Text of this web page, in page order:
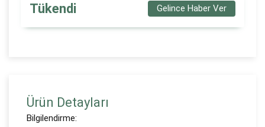
Tükendi Gelince Haber Ver
Ürün Detayları
Bilgilendirme: